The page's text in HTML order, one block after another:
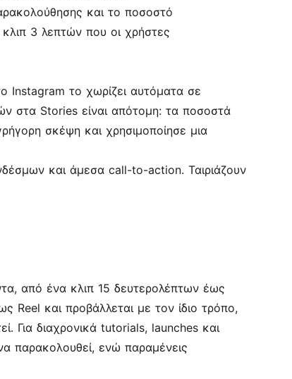
και το ποσοστό
3 λεπτών που οι χρήστες
Instagram το χωρίζει αυτόματα σε
στα Stories είναι απότομη: τα ποσοστά
σκέψη και χρησιμοποίησε μια
και άμεσα call-to-action. Ταιριάζουν
από ένα κλιπ 15 δευτερολέπτων έως
Reel και προβάλλεται με τον ίδιο τρόπο,
Για διαχρονικά tutorials, launches και
παρακολουθεί, ενώ παραμένεις